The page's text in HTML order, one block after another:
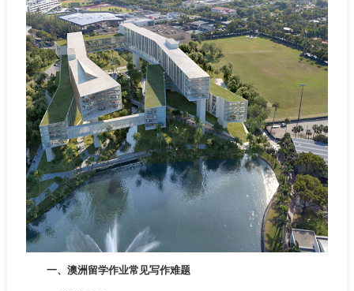
一、澳洲留学作业常见写作难题